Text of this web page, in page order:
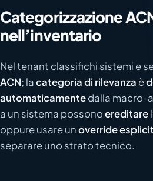
Categorizzazione
nell’inventario
Nel tenant classifichi sistemi e
ACN; lacategoria di rilevanza è
automaticamentedalla macro-
a un sistema possonoereditare
oppure usare unoverride
separare uno strato tecnico.